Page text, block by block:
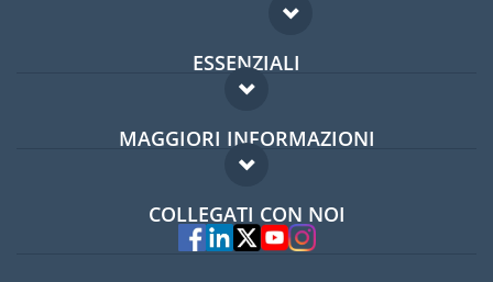
ESSENZIALI
Forum per expat
Guida per expat
MAGGIORI INFORMAZIONI
Domande frequenti
Esperti
COLLEGATI CON NOI